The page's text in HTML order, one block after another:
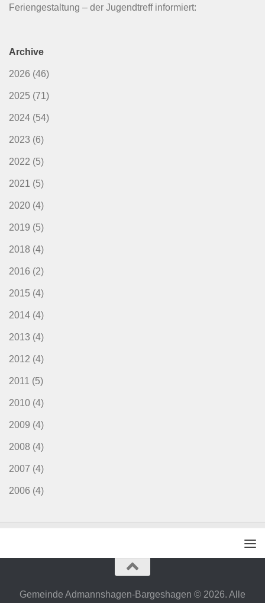
Feriengestaltung – der Jugendtreff informiert:
Archive
2026 (46)
2025 (71)
2024 (54)
2023 (6)
2022 (5)
2021 (5)
2020 (4)
2019 (5)
2018 (4)
2016 (2)
2015 (4)
2014 (4)
2013 (4)
2012 (4)
2011 (5)
2010 (4)
2009 (4)
2008 (4)
2007 (4)
2006 (4)
Gemeinde Admannshagen-Bargeshagen © 2026. Alle